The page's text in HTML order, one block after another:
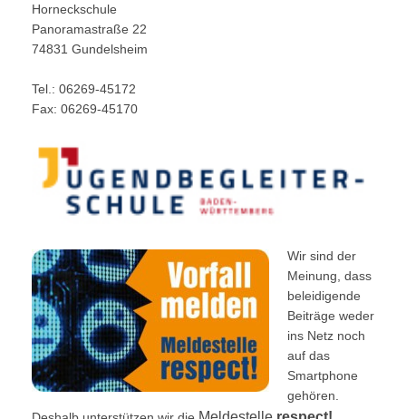
Horneckschule
Panoramastraße 22
74831 Gundelsheim
Tel.: 06269-45172
Fax: 06269-45170
Wir sind der
Meinung, dass
beleidigende
Beiträge weder
ins Netz noch
auf das
Smartphone
gehören.